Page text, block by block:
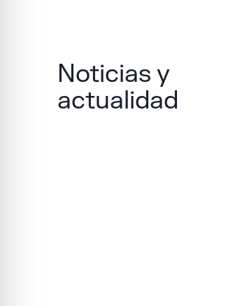
Noticias y
actualidad